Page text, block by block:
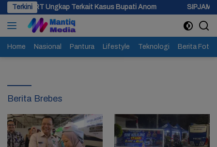
Langsung
ke
konten
Terkini
Ungkap Terkait Kasus Bupati Anom SIPJAMAN Resmi
Home Nasional Pantura Lifestyle Teknologi Berita Foto
Berita Brebes